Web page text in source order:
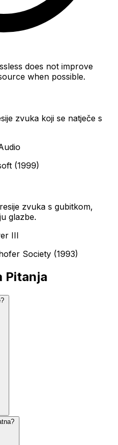
does not improve
when possible.
zvuka koji se natječe s
(1999)
zvuka s gubitkom,
glazbe.
III
Society (1993)
Pitanja